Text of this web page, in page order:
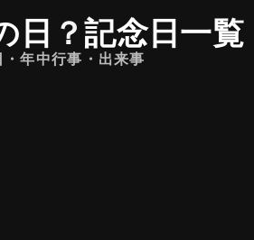
日 ？記念日一覧
・年中行事・出来事